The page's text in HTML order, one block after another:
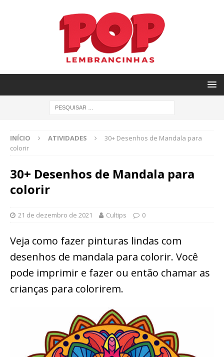
INÍCIO ATIVIDADES
30+ Desenhos de Mandala para
colorir
30+ Desenhos de Mandala para
colorir
21 de dezembro de 2021 Cultips 0
Veja como fazer pinturas lindas com
desenhos de mandala para colorir. Você
pode imprimir e fazer ou então chamar as
crianças para colorirem.